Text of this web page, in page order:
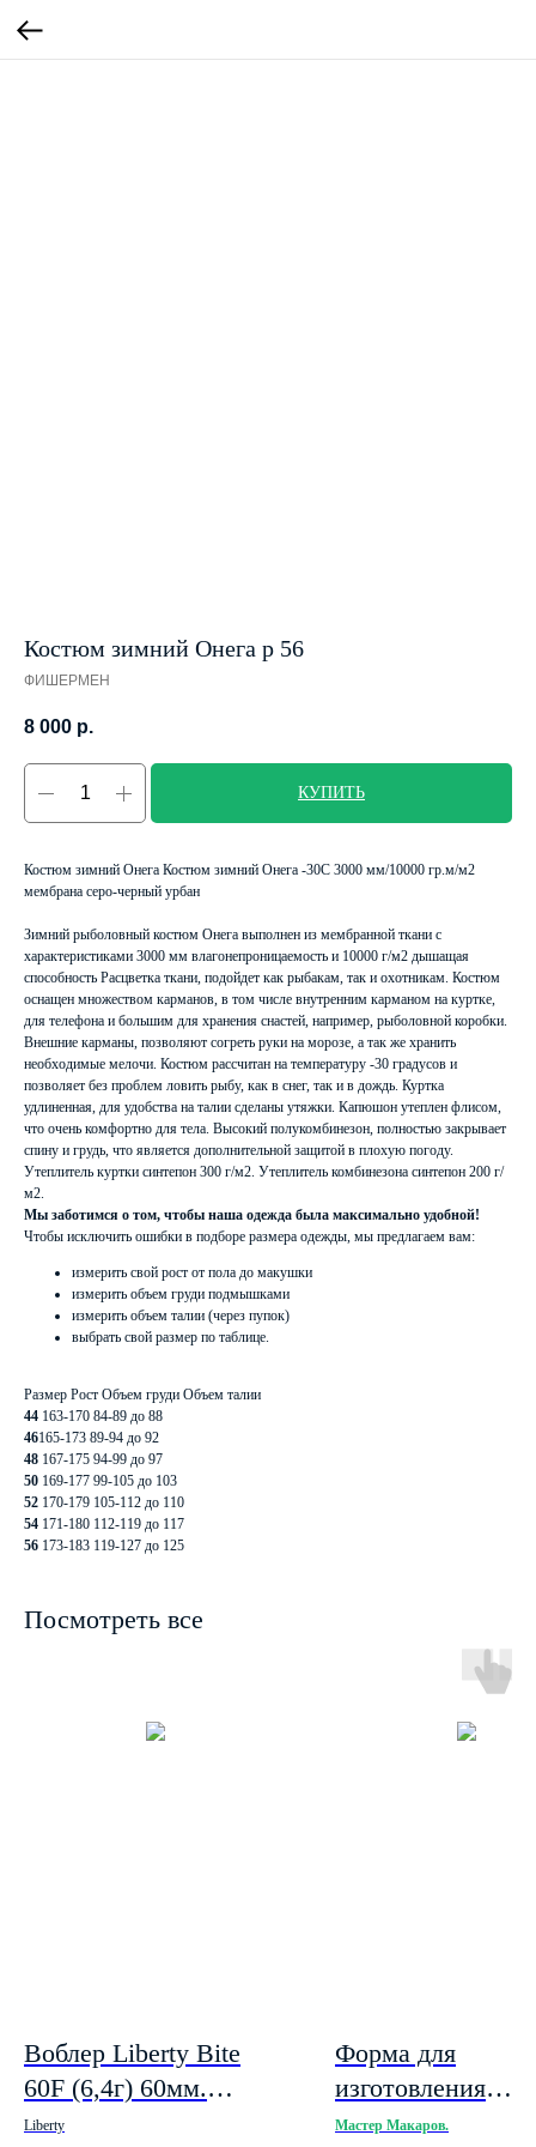
Костюм зимний Онега р 56
ФИШЕРМЕН
8 000 р.
КУПИТЬ
Костюм зимний Онега Костюм зимний Онега -30С 3000 мм/10000 гр.м/м2
мембрана серо-черный урбан
Зимний рыболовный костюм Онега выполнен из мембранной ткани с
характеристиками 3000 мм влагонепроницаемость и 10000 г/м2 дышащая
способность Расцветка ткани, подойдет как рыбакам, так и охотникам. Костюм
оснащен множеством карманов, в том числе внутренним карманом на куртке,
для телефона и большим для хранения снастей, например, рыболовной коробки.
Внешние карманы, позволяют согреть руки на морозе, а так же хранить
необходимые мелочи. Костюм рассчитан на температуру -30 градусов и
позволяет без проблем ловить рыбу, как в снег, так и в дождь. Куртка
удлиненная, для удобства на талии сделаны утяжки. Капюшон утеплен флисом,
что очень комфортно для тела. Высокий полукомбинезон, полностью закрывает
спину и грудь, что является дополнительной защитой в плохую погоду.
Утеплитель куртки синтепон 300 г/м2. Утеплитель комбинезона синтепон 200 г/
м2.
Мы заботимся о том, чтобы наша одежда была максимально удобной!
Чтобы исключить ошибки в подборе размера одежды, мы предлагаем вам:
измерить свой рост от пола до макушки
измерить объем груди подмышками
измерить объем талии (через пупок)
выбрать свой размер по таблице.
Размер Рост Объем груди Объем талии
44 163-170 84-89 до 88
46165-173 89-94 до 92
48 167-175 94-99 до 97
50 169-177 99-105 до 103
52 170-179 105-112 до 110
54 171-180 112-119 до 117
56 173-183 119-127 до 125
Посмотреть все
Воблер Liberty Bite
60F (6,4г) 60мм.
заглубление 2,5м. Цвет
Liberty
Форма для
изготовления
приманки
Мастер Макаров.